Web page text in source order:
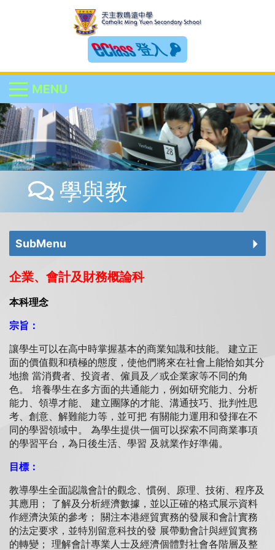
登入
MENU
學與教
SubMenu
企業、會計及財務概論科
本科理念
宗旨：
讓學生可以在高中時掌握基本的商業知識和技能。 建立正
面的價值觀和積極的態度，使他們將來在社會上能恰如其分
地擔 當消費者、投資者、僱員及／或企業家等不同的角
色。 培養學生在多方面的共通能力，例如研究能力、分析
能力、領導才能、 建立團隊的才能、溝通技巧、批判性思
考、創意、解難能力等，並可把 有關能力運用和發揮在不
同的學習領域中。 為學生提供一個可以探索不同商業事項
的學習平台，為日後生活、學習 及就業作好準備。
目標：
教導學生全面認識會計的觀念、慣例、原理、技術、程序及
其應用； 了解及分析經濟數據，並以正確的格式展示資料
作經濟決策的參考； 關注本港經貿實務的發展和會計實務
的法定要求，並特別留意科技的發 展帶動會計與經貿實務
的轉變； 理解會計專業人士及經濟個體對社會各階層及整